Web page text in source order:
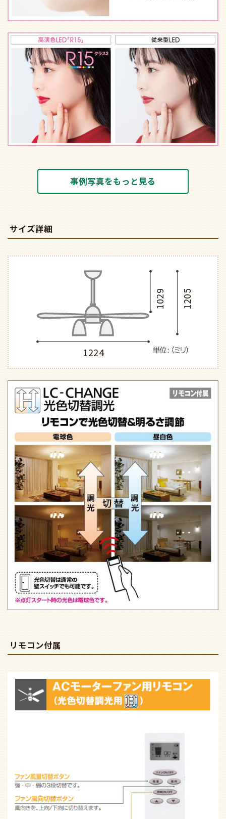
事例写真をもっと見る
サイズ詳細
1224
1205
1029
リモコン付属